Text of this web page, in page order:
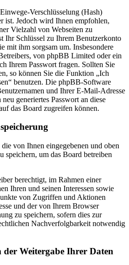
Verschlüsselung (Hash)
ist. Jedoch wird Ihnen empfohlen,
Vielzahl von Webseiten zu
Ihr Schlüssel zu Ihrem Benutzerkonto
mit ihm sorgsam um. Insbesondere
von phpBB Limited oder ein
Ihrem Passwort fragen. Sollten Sie
so können Sie die Funktion „Ich
benutzen. Die phpBB-Software
und Ihrer E-Mail-Adresse
generiertes Passwort an diese
das Board zugreifen können.
von Ihnen eingegebenen und oben
speichern, um das Board betreiben
berechtigt, im Rahmen einer
Ihren und seinen Interessen sowie
von Zugriffen und Aktionen
und der von Ihrem Browser
zu speichern, sofern dies zur
Nachverfolgbarkeit notwendig
der Weitergabe Ihrer Daten